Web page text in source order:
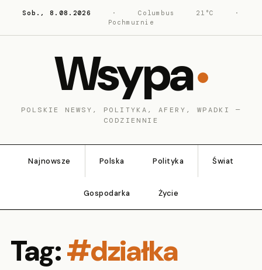
Sob., 8.08.2026 · Columbus 21°C
·
Pochmurnie
Wsypa
POLSKIE NEWSY, POLITYKA, AFERY, WPADKI —
CODZIENNIE
Najnowsze Polska Polityka Świat
Gospodarka Życie
Tag:#działka